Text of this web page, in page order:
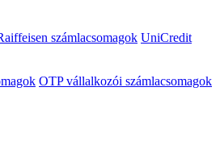
számlacsomagok UniCredit
OTP vállalkozói számlacsomagok